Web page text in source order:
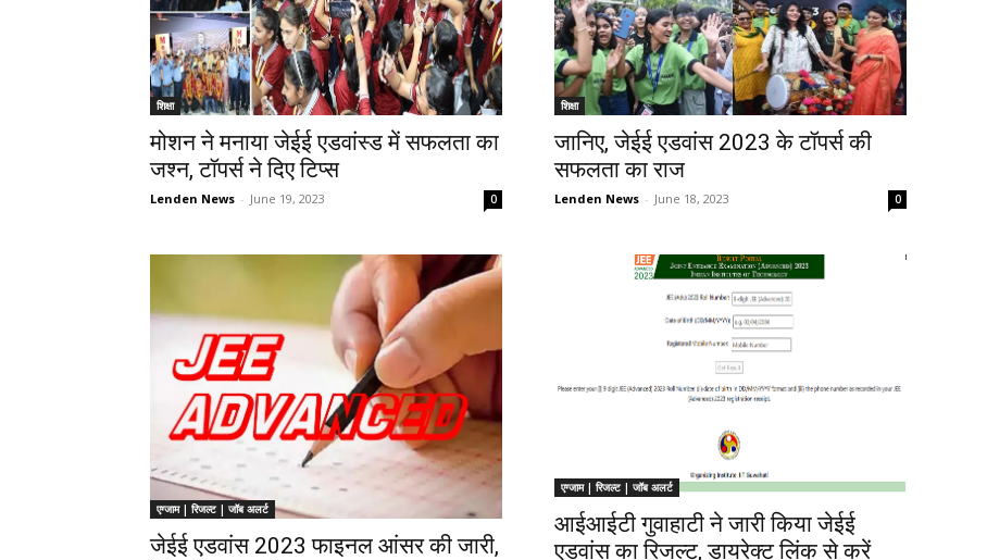
शिक्षा
मोशन ने मनाया जेईई एडवांस्ड में सफलता का
जश्न, टॉपर्स ने दिए टिप्स
Lenden News - June 19, 2023 0
शिक्षा
जानिए, जेईई एडवांस 2023 के टॉपर्स की
सफलता का राज
Lenden News - June 18, 2023 0
एग्जाम | रिजल्ट | जॉब अलर्ट
जेईई एडवांस 2023 फाइनल आंसर की जारी,
एग्जाम | रिजल्ट | जॉब अलर्ट
आईआईटी गुवाहाटी ने जारी किया जेईई
एडवांस का रिजल्ट, डायरेक्ट लिंक से करें